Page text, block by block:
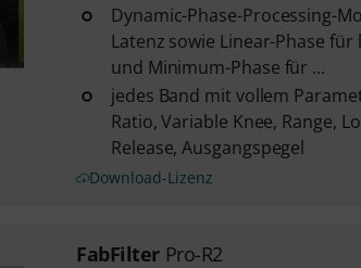
Dynamic-Phase-Processing-
Latenz sowie Linear-Phase
und Minimum-Phase für ...
jedes Band mit vollem
Ratio, Variable Knee, Range,
Release, Ausgangspegel
Download-Lizenz
FabFilter Pro-R2